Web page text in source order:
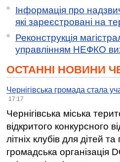
Інформація про
які зареєстровані на
Реконструкція
управлінням НЕФКО
ОСТАННІ НОВИНИ
Чернігівська громада стала
17:17
Чернігівська міська
відкритого конкурсного
літніх клубів для дітей
громадська організація